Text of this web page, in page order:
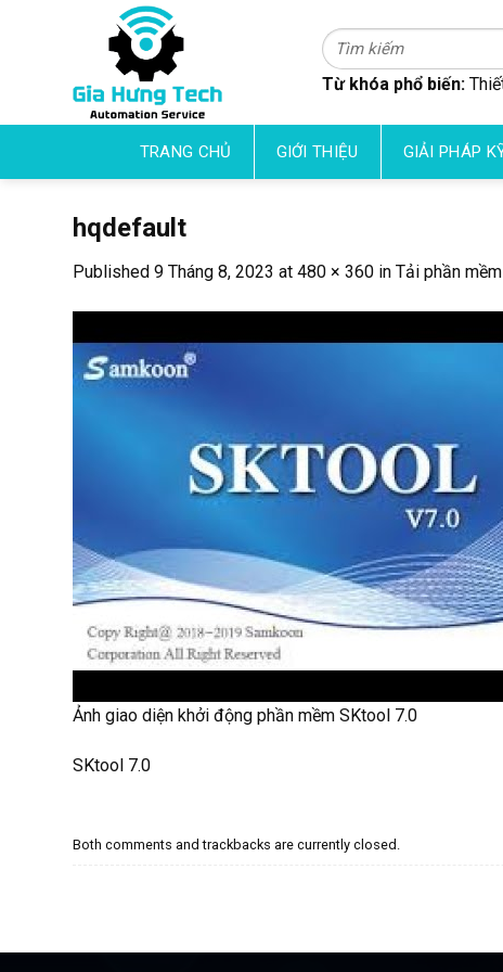
Tìm
kiếm:
Từ khóa phổ biến:
TRANG CHỦ GIỚI THIỆU GIẢI PHÁP
hqdefault
Published 9 Tháng 8, 2023 at 480 × 360 in Tải phần
Ảnh giao diện khởi động phần mềm SKtool 7.0
SKtool 7.0
Both comments and trackbacks are currently closed.